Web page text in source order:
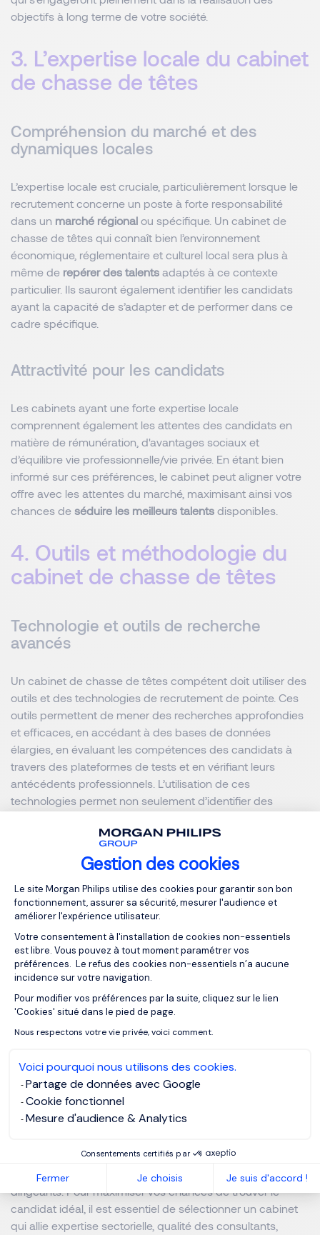
Gestion des cookies
Plateforme de Gestion du
Le site Morgan Philips utilise des cookies pour garantir son bon
fonctionnement, assurer sa sécurité, mesurer l'audience et
améliorer l'expérience utilisateur.
Votre consentement à l'installation de cookies non-essentiels
est libre. Vous pouvez à tout moment paramétrer vos
préférences. Le refus des cookies non-essentiels n’a aucune
incidence sur votre navigation.
Pour modifier vos préférences par la suite, cliquez sur le lien
'Cookies' situé dans le pied de page.
Nous respectons votre vie privée, voici comment.
Voici pourquoi nous utilisons des cookies.
Partage de données avec Google
Cookie fonctionnel
Mesure d'audience & Analytics
Consentements certifiés par
Fermer Je choisis Je suis d'accord !
Axeptio consent
objectifs à long terme de votre société.
3. L’expertise locale du cabinet
de chasse de têtes
Compréhension du marché et des
dynamiques locales
L’expertise locale est cruciale, particulièrement lorsque le
recrutement concerne un poste à forte responsabilité
dans un marché régional ou spécifique. Un cabinet de
chasse de têtes qui connaît bien l’environnement
économique, réglementaire et culturel local sera plus à
même de repérer des talents adaptés à ce contexte
particulier. Ils sauront également identifier les candidats
ayant la capacité de s’adapter et de performer dans ce
cadre spécifique.
Attractivité pour les candidats
Les cabinets ayant une forte expertise locale
comprennent également les attentes des candidats en
matière de rémunération, d'avantages sociaux et
d’équilibre vie professionnelle/vie privée. En étant bien
informé sur ces préférences, le cabinet peut aligner votre
offre avec les attentes du marché, maximisant ainsi vos
chances de séduire les meilleurs talents disponibles.
4. Outils et méthodologie du
cabinet de chasse de têtes
Technologie et outils de recherche
avancés
Un cabinet de chasse de têtes compétent doit utiliser des
outils et des technologies de recrutement de pointe. Ces
outils permettent de mener des recherches approfondies
et efficaces, en accédant à des bases de données
élargies, en évaluant les compétences des candidats à
travers des plateformes de tests et en vérifiant leurs
antécédents professionnels. L’utilisation de ces
technologies permet non seulement d’identifier des
aussi d’assurer une évaluation précise des compétences
Méthodologie rigoureuse et éthique
La méthodologie du cabinet de chasseurs de têtes doit
être rigoureux et respectueux des valeurs de votre
entreprise. Cela inclut une analyse complète du poste à
pourvoir, une étude de marché minutieuse et des
entretiens structurés pour garantir une évaluation
complète des candidats. Un cabinet respectueux des
normes éthiques et transparent dans sa démarche
crédibilité du processus de recrutement.
Conclusion
Le choix d’un cabinet de chasse de têtes est une étape
déterminante dans le succès de votre recrutement de
dirigeants. Pour maximiser vos chances de trouver le
candidat idéal, il est essentiel de sélectionner un cabinet
qui allie expertise sectorielle, qualité des consultants,